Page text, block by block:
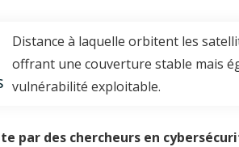
Distance à laquelle orbitent les
offrant une couverture stable mais
vulnérabilité exploitable.
par des chercheurs en